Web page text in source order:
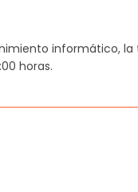
social de una
informático,
horas.